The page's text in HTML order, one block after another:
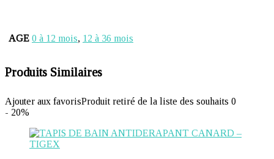
AGE 0 à 12 mois, 12 à 36 mois
Produits Similaires
Ajouter aux favorisProduit retiré de la liste des souhaits 0
- 20%